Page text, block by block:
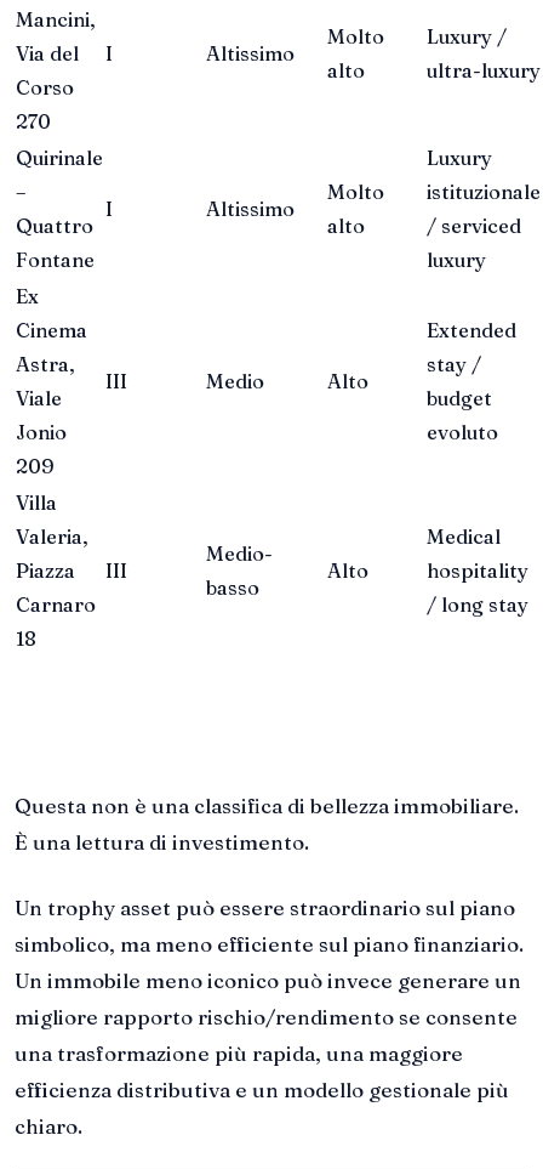
Mancini,
Via del
Corso
270
I Altissimo
Molto
alto
Luxury /
ultra-luxury
Quirinale
–
Quattro
Fontane
I Altissimo
Molto
alto
Luxury
istituzionale
/ serviced
luxury
Ex
Cinema
Astra,
Viale
Jonio
209
III Medio Alto
Extended
stay /
budget
evoluto
Villa
Valeria,
Piazza
Carnaro
18
III
Medio-
basso
Alto
Medical
hospitality
/ long stay
Questa non è una classifica di bellezza immobiliare.
È una lettura di investimento.
Un trophy asset può essere straordinario sul piano
simbolico, ma meno efficiente sul piano finanziario.
Un immobile meno iconico può invece generare un
migliore rapporto rischio/rendimento se consente
una trasformazione più rapida, una maggiore
efficienza distributiva e un modello gestionale più
chiaro.